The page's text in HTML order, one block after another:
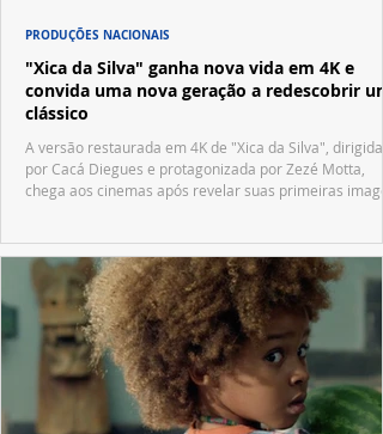
"Xica da Silva" ganha nova vida em 4K e
convida uma nova geração a redescobrir um
clássico
A versão restaurada em 4K de "Xica da Silva", dirigida
por Cacá Diegues e protagonizada por Zezé Motta,
chega aos cinemas após revelar suas primeiras
PRODUÇÕES NACIONAIS